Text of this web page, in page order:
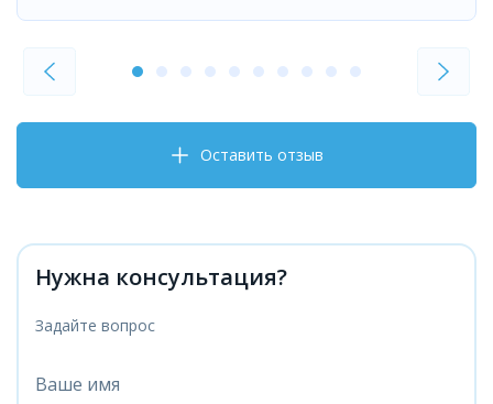
Оставить отзыв
Нужна консультация?
Задайте вопрос
Ваше имя